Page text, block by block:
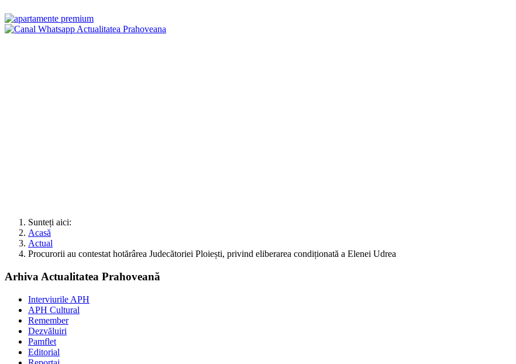
Sunteți aici:
Acasă
Actual
Procurorii au contestat hotărârea Judecătoriei Ploiești, privind eliberarea condiționată a Elenei Udrea
Arhiva Actualitatea Prahoveană
Interviurile APH
APH Cultural
Remember
Dezvăluiri
Pamflet
Editorial